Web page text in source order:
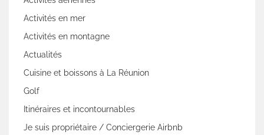
Activités en mer
Activités en montagne
Actualités
Cuisine et boissons à La Réunion
Golf
Itinéraires et incontournables
Je suis propriétaire / Conciergerie Airbnb